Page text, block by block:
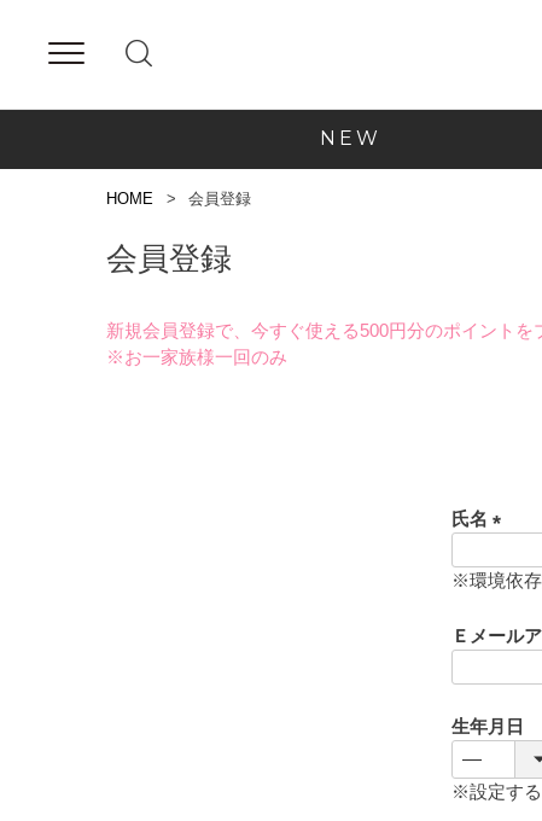
NEW
HOME 会員登録
会員登録
新規会員登録で、今すぐ使える500円分のポイントを
※お一家族様一回のみ
氏名
必
)
※環境依
Ｅメール
生年月日
※設定す